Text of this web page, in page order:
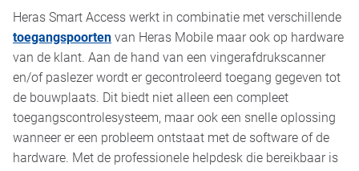
Heras Smart Access werkt in combinatie met verschillende
toegangspoortenvan Heras Mobile maar ook op hardware
van de klant. Aan de hand van een vingerafdrukscanner
en/of paslezer wordt er gecontroleerd toegang gegeven tot
de bouwplaats. Dit biedt niet alleen een compleet
toegangscontrolesysteem, maar ook een snelle oplossing
wanneer er een probleem ontstaat met de software of de
hardware. Met de professionele helpdesk die bereikbaar is